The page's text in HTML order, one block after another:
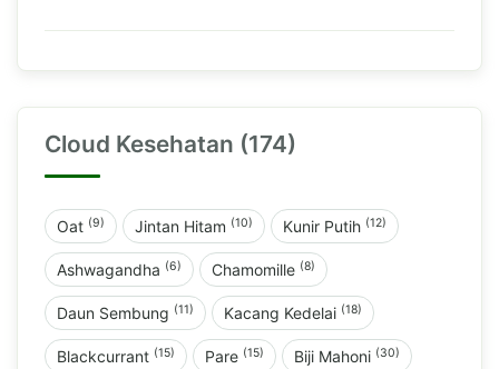
Cloud Kesehatan (174)
Oat (9) Jintan Hitam (10) Kunir Putih (12)
Ashwagandha (6) Chamomille (8)
Daun Sembung (11) Kacang Kedelai (18)
Blackcurrant (15) Pare (15) Biji Mahoni (30)